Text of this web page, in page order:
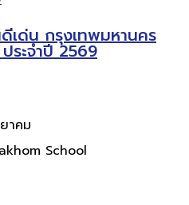
ดีเด่น กรุงเทพมหานคร
ระจำปี 2569
าคม
School